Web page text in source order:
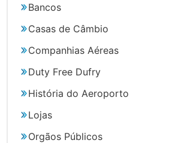
Bancos
Casas de Câmbio
Companhias Aéreas
Duty Free Dufry
História do Aeroporto
Lojas
Orgãos Públicos